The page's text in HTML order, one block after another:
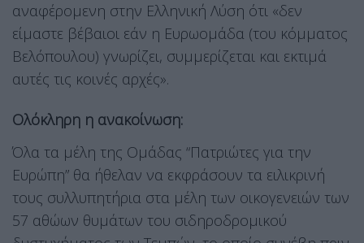
αναφέρομενη στην Ελληνική Λύση ότι «δεν
είμαστε βέβαιοι εάν η Ευρωομάδα (του κόμματος
Βελόπουλου) γνωρίζει, συμμερίζεται και εκτιμά
αυτές τις κοινές αρχές».
Ολόκληρη η ανακοίνωση:
Όλα τα μέλη της Ομάδας “Πατριώτες για την
Ευρώπη” θα ήθελαν να εκφράσουν τα ειλικρινή
τους συλλυπητήρια στα μέλη των οικογενειών των
57 αθώων θυμάτων του σιδηροδρομικού